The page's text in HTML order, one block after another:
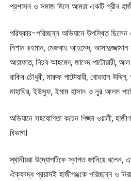
প্রশাসন ও সমাজ মিলে আমরা একটি গ্রীন
পরিষ্কার-পরিচ্ছন্ন অভিযানে উপস্থিত ছিলেন
নিশান রহমান, মেজবাহ আহমেদ,
আরাফাত, নিরব আহমেদ, জাবেদ পাটোয়ারী,
রাকিব চৌধুরী, মারুফ পাটোয়ারী, বোরহান
মাহাথির, ইউসুফ, ইমাম হাসান ও নূর আলম
অভিযানে সহযোগিতা করেন পিজ্জা ওয়ালী,
বিভাগ।
স্থানীয়রা উদ্যোগটিকে স্বাগত জানিয়ে
ঐক্যবদ্ধ প্রয়াসই হাজীগঞ্জকে পরিচ্ছন্ন ও